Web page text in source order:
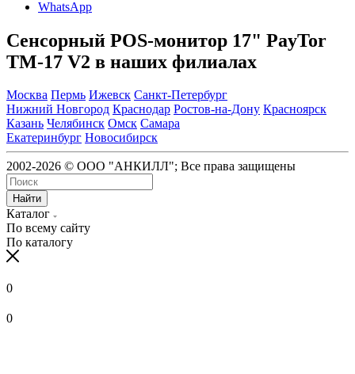
WhatsApp
Сенсорный POS-монитор 17" PayTor
TM-17 V2 в наших филиалах
Москва Пермь Ижевск Санкт-Петербург
Нижний Новгород Краснодар Ростов-на-Дону Красноярск
Казань Челябинск Омск Самара
Екатеринбург Новосибирск
2002-2026 © ООО "АНКИЛЛ"; Все права защищены
Найти
Каталог
По всему сайту
По каталогу
0
0